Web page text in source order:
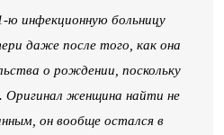
ю инфекционную больницу
даже после того, как она
о рождении, поскольку
Оригинал женщина найти не
он вообще остался в